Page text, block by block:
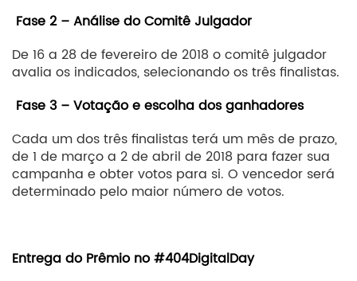
Fase 2 – Análise do Comitê Julgador
De 16 a 28 de fevereiro de 2018 o comitê julgador
avalia os indicados, selecionando os três finalistas.
Fase 3 – Votação e escolha dos ganhadores
Cada um dos três finalistas terá um mês de prazo,
de 1 de março a 2 de abril de 2018 para fazer sua
campanha e obter votos para si. O vencedor será
determinado pelo maior número de votos.
Entrega do Prêmio no #404DigitalDay